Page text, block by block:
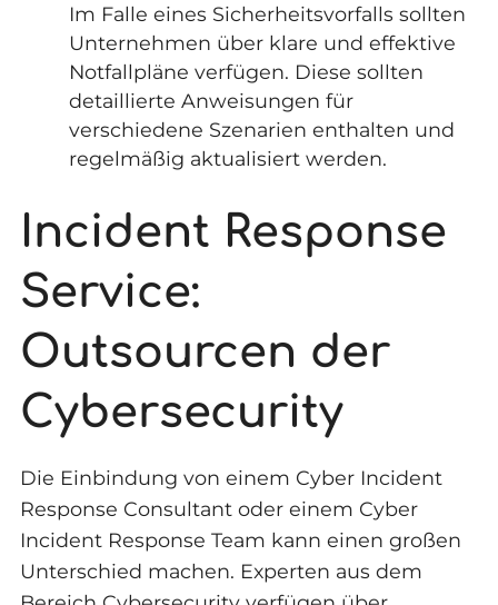
Im Falle eines Sicherheitsvorfalls sollten
Unternehmen über klare und effektive
Notfallpläne verfügen. Diese sollten
detaillierte Anweisungen für
verschiedene Szenarien enthalten und
regelmäßig aktualisiert werden.
Incident Response
Service:
Outsourcen der
Cybersecurity
Die Einbindung von einem Cyber Incident
Response Consultant oder einem Cyber
Incident Response Team kann einen großen
Unterschied machen. Experten aus dem